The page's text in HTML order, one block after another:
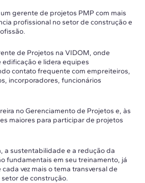
gerente de projetos PMP com mais
profissional no setor de construção e
de Projetos na VIDOM, onde
e lidera equipes
contato frequente com empreiteiros,
incorporadores, funcionários
no Gerenciamento de Projetos e, às
maiores para participar de projetos
a sustentabilidade e a redução da
fundamentais em seu treinamento, já
vez mais o tema transversal de
de construção.